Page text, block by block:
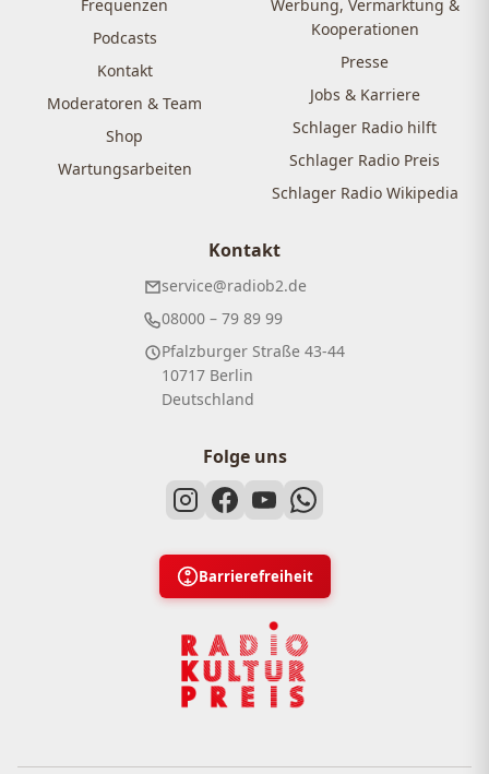
Frequenzen
Podcasts
Kontakt
Moderatoren & Team
Shop
Wartungsarbeiten
Werbung, Vermarktung &
Kooperationen
Presse
Jobs & Karriere
Schlager Radio hilft
Schlager Radio Preis
Schlager Radio Wikipedia
Kontakt
service@radiob2.de
08000 – 79 89 99
Pfalzburger Straße 43-44
10717 Berlin
Deutschland
Folge uns
Barrierefreiheit